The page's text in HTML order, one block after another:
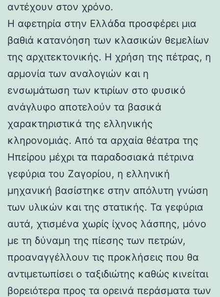
αντέχουν στον χρόνο.
Η αφετηρία στην Ελλάδα προσφέρει μια
βαθιά κατανόηση των κλασικών θεμελίων
της αρχιτεκτονικής. Η χρήση της πέτρας, η
αρμονία των αναλογιών και η
ενσωμάτωση των κτιρίων στο φυσικό
ανάγλυφο αποτελούν τα βασικά
χαρακτηριστικά της ελληνικής
κληρονομιάς. Από τα αρχαία θέατρα της
Ηπείρου μέχρι τα παραδοσιακά πέτρινα
γεφύρια του Ζαγορίου, η ελληνική
μηχανική βασίστηκε στην απόλυτη γνώση
των υλικών και της στατικής. Τα γεφύρια
αυτά, χτισμένα χωρίς ίχνος λάσπης, μόνο
με τη δύναμη της πίεσης των πετρών,
προαναγγέλλουν τις προκλήσεις που θα
αντιμετωπίσει ο ταξιδιώτης καθώς κινείται
βορειότερα προς τα ορεινά περάσματα των